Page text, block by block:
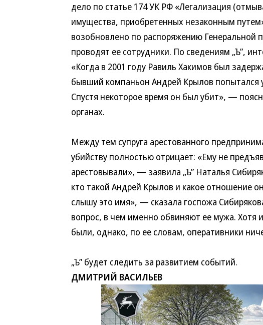
дело по статье 174 УК РФ «Легализация
имущества, приобретенных незаконным
возобновлено по распоряжению Генеральной
проводят ее сотрудники. По сведениям „Ъ”,
«Когда в 2001 году Равиль Хакимов был
бывший компаньон Андрей Крылов попытался
Спустя некоторое время он был убит», —
органах.
Между тем супруга арестованного
убийству полностью отрицает: «Ему не
арестовывали», — заявила „Ъ” Наталья
кто такой Андрей Крылов и какое отношение
слышу это имя», — сказала госпожа
вопрос, в чем именно обвиняют ее мужа. Хотя
были, однако, по ее словам, оперативники
„Ъ” будет следить за развитием событий.
ДМИТРИЙ ВАСИЛЬЕВ